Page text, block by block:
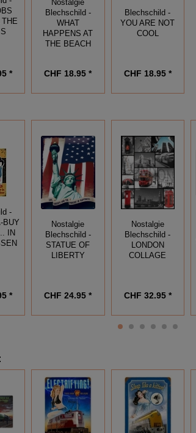
*
Nostalgie
Blechschild -
WHAT
HAPPENS AT
THE BEACH
CHF 18.95 *
Blechschild -
YOU ARE NOT
COOL
CHF 18.95 *
-
BUY
IN
*
Nostalgie
Blechschild -
STATUE OF
LIBERTY
CHF 24.95 *
Nostalgie
Blechschild -
LONDON
COLLAGE
CHF 32.95 *
: